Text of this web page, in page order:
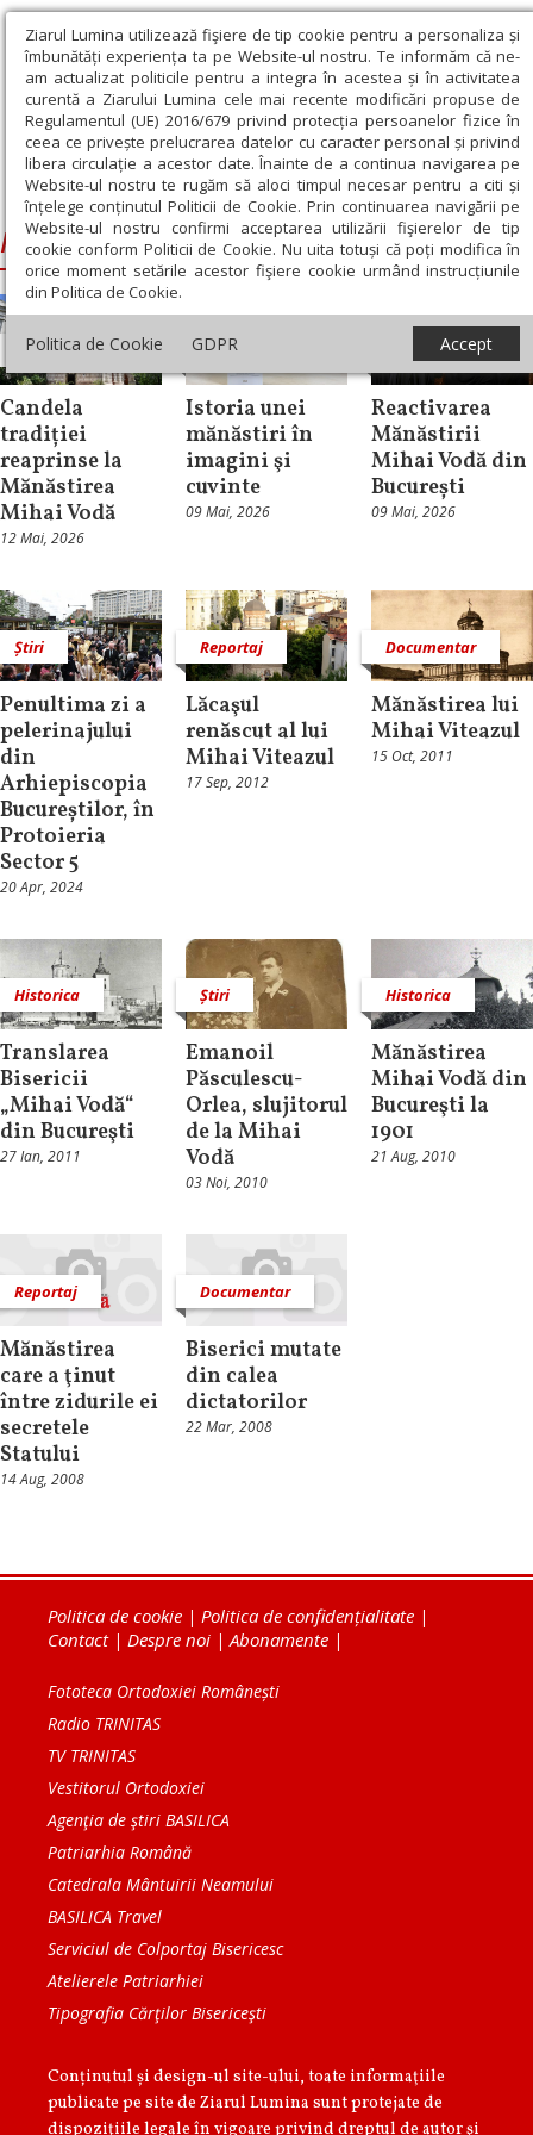
Ziarul Lumina utilizează fişiere de tip cookie pentru a personaliza și
îmbunătăți experiența ta pe Website-ul nostru. Te informăm că ne-
am actualizat politicile pentru a integra în acestea și în activitatea
curentă a Ziarului Lumina cele mai recente modificări propuse de
Regulamentul (UE) 2016/679 privind protecția persoanelor fizice în
ceea ce privește prelucrarea datelor cu caracter personal și privind
libera circulație a acestor date. Înainte de a continua navigarea pe
Website-ul nostru te rugăm să aloci timpul necesar pentru a citi și
înțelege conținutul Politicii de Cookie. Prin continuarea navigării pe
Website-ul nostru confirmi acceptarea utilizării fişierelor de tip
cookie conform Politicii de Cookie. Nu uita totuși că poți modifica în
orice moment setările acestor fişiere cookie urmând instrucțiunile
din Politica de Cookie.
Politica de Cookie GDPR Accept
Ziarul Lumina › Mănăstirea Mihai Vodă din București
Mănăstirea Mihai Vodă din București
Repere și idei
Candela
tradiției
reaprinse la
Mănăstirea
Mihai Vodă
12 Mai, 2026
Repere și idei
Istoria unei
mănăstiri în
imagini şi
cuvinte
09 Mai, 2026
Reactivarea
Mănăstirii
Mihai Vodă din
București
09 Mai, 2026
Știri
Penultima zi a
pelerinajului
din
Arhiepiscopia
Bucureștilor, în
Protoieria
Sector 5
20 Apr, 2024
Reportaj
Lăcaşul
renăscut al lui
Mihai Viteazul
17 Sep, 2012
Documentar
Mănăstirea lui
Mihai Viteazul
15 Oct, 2011
Historica
Translarea
Bisericii
„Mihai Vodă“
din Bucureşti
27 Ian, 2011
Știri
Emanoil
Păsculescu-
Orlea, slujitorul
de la Mihai
Vodă
03 Noi, 2010
Historica
Mănăstirea
Mihai Vodă din
Bucureşti la
1901
21 Aug, 2010
Reportaj
Mănăstirea
care a ţinut
între zidurile ei
secretele
Statului
14 Aug, 2008
Documentar
Biserici mutate
din calea
dictatorilor
22 Mar, 2008
Politica de cookie | Politica de confidențialitate |
Contact| Despre noi | Abonamente |
Fototeca Ortodoxiei Românești
Radio TRINITAS
TV TRINITAS
Vestitorul Ortodoxiei
Agenţia de ştiri BASILICA
Patriarhia Română
Catedrala Mântuirii Neamului
BASILICA Travel
Serviciul de Colportaj Bisericesc
Atelierele Patriarhiei
Tipografia Cărţilor Bisericeşti
Conținutul și design-ul site-ului, toate informaţiile
publicate pe site de Ziarul Lumina sunt protejate de
dispoziţiile legale în vigoare privind dreptul de autor şi